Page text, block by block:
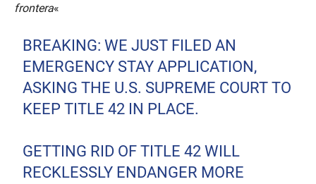
frontera«
BREAKING: WE JUST FILED AN
EMERGENCY STAY APPLICATION,
ASKING THE U.S. SUPREME COURT TO
KEEP TITLE 42 IN PLACE.
GETTING RID OF TITLE 42 WILL
RECKLESSLY ENDANGER MORE